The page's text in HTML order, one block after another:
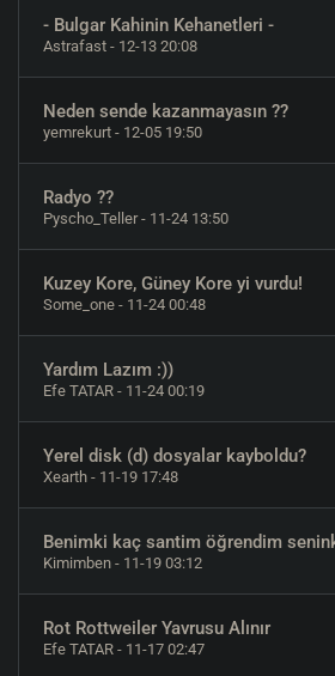
- Bulgar Kahinin Kehanetleri -
Astrafast - 12-13 20:08
Neden sende kazanmayasın ??
yemrekurt - 12-05 19:50
Radyo ??
Pyscho_Teller- 11-24 13:50
Kuzey Kore, Güney Kore yi vurdu!
Some_one - 11-24 00:48
Yardım Lazım :))
Efe TATAR - 11-24 00:19
Yerel disk (d) dosyalar kayboldu?
Xearth - 11-19 17:48
Benimki kaç santim öğrendim
Kimimben - 11-19 03:12
Rot Rottweiler Yavrusu Alınır
Efe TATAR - 11-17 02:47